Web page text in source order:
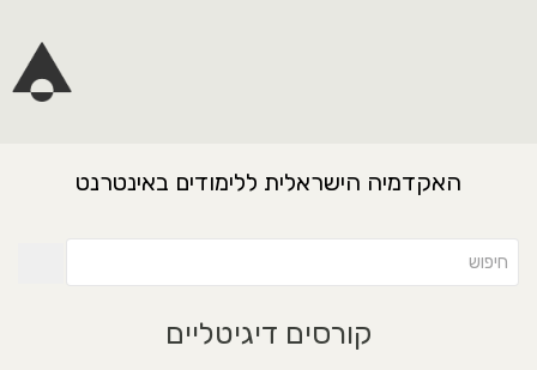
האקדמיה הישראלית ללימודים באינטרנט
קורסים דיגיטליים